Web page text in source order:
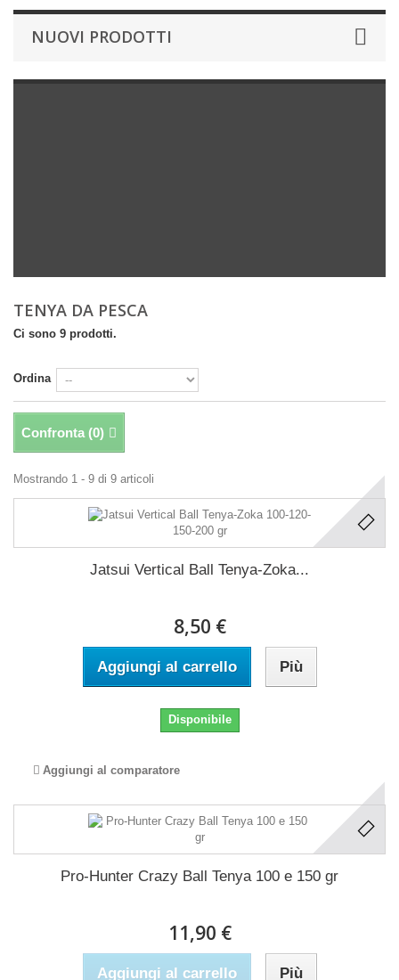
NUOVI PRODOTTI
TENYA DA PESCA
Ci sono 9 prodotti.
Ordina
Confronta (0)
Mostrando 1 - 9 di 9 articoli
Jatsui Vertical Ball Tenya-Zoka...
8,50 €
Aggiungi al carrello Più
Disponibile
Aggiungi al comparatore
Pro-Hunter Crazy Ball Tenya 100 e 150 gr
11,90 €
Aggiungi al carrello Più